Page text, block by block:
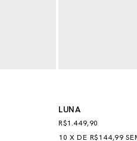
LUNA
R$1.449,90
10 XDE R$144,99